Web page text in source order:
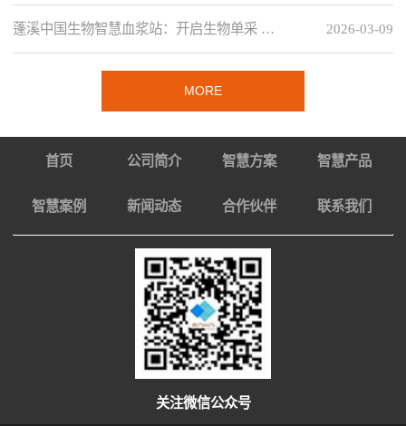
2026-03-09
蓬溪中国生物智慧血浆站：开启生物单采 …
MORE
首页 公司简介 智慧方案 智慧产品
智慧案例 新闻动态 合作伙伴 联系我们
关注微信公众号